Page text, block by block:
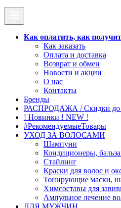
Как оплатить, как
Как заказать
Оплата и доставка
Возврат и обмен
Новости и акции
О нас
Контакты
Бренды
РАСПРОДАЖА / Скидки до
! Новинки ! NEW !
#РекомендуемыеТовары
УХОД ЗА ВОЛОСАМИ
Шампуни
Кондиционеры,
Стайлинг
Краски для волос и
Тонирующие маски,
Химсоставы для
Ампульное лечение
ДЛЯ МУЖЧИН